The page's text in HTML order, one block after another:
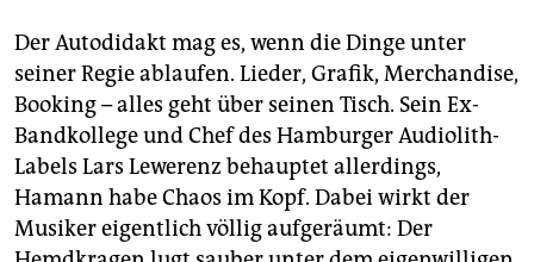
Der Autodidakt mag es, wenn die Dinge unter
seiner Regie ablaufen. Lieder, Grafik, Merchandise,
Booking – alles geht über seinen Tisch. Sein Ex-
Bandkollege und Chef des Hamburger Audiolith-
Labels Lars Lewerenz behauptet allerdings,
Hamann habe Chaos im Kopf. Dabei wirkt der
Musiker eigentlich völlig aufgeräumt: Der